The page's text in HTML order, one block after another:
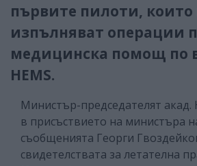
първите пилоти,
изпълняват операции
медицинска помощ по
HEMS.
Министър-председателят
в присъствието на министъра
съобщенията Георги
свидетелствата за летателна